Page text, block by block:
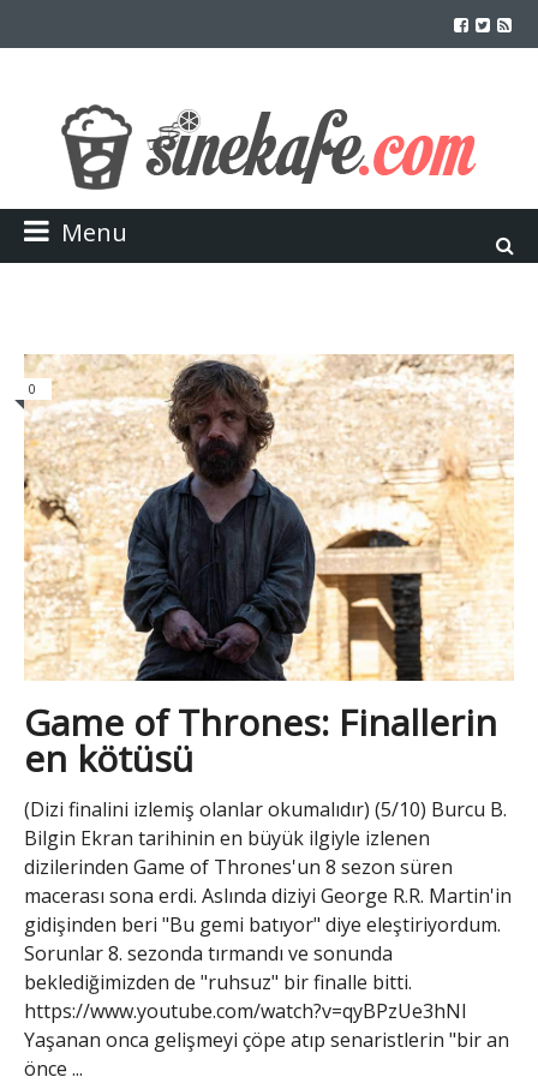
Menu
0
Game of Thrones: Finallerin
en kötüsü
(Dizi finalini izlemiş olanlar okumalıdır) (5/10) Burcu B.
Bilgin Ekran tarihinin en büyük ilgiyle izlenen
dizilerinden Game of Thrones'un 8 sezon süren
macerası sona erdi. Aslında diziyi George R.R. Martin'in
gidişinden beri "Bu gemi batıyor" diye eleştiriyordum.
Sorunlar 8. sezonda tırmandı ve sonunda
beklediğimizden de "ruhsuz" bir finalle bitti.
https://www.youtube.com/watch?v=qyBPzUe3hNI
Yaşanan onca gelişmeyi çöpe atıp senaristlerin "bir an
önce ...